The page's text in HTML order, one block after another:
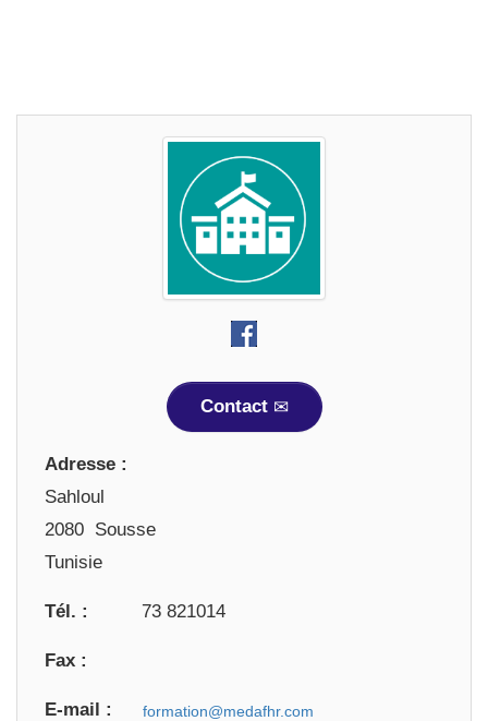
Contact
Adresse :
Sahloul
2080 Sousse
Tunisie
Tél. : 73 821014
Fax :
E-mail :